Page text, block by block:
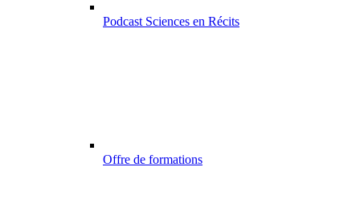
Podcast Sciences en Récits
Offre de formations